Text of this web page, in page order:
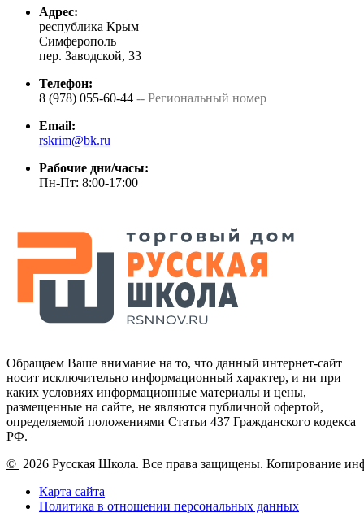
Адрес:
республика Крым
Симферополь
пер. Заводской, 33
Телефон:
8 (978) 055-60-44 -- Региональный номер
Email:
rskrim@bk.ru
Рабочие дни/часы:
Пн-Пт: 8:00-17:00
Обращаем Ваше внимание на то, что данный интернет-сайт
носит исключительно информационный характер, и ни при
каких условиях информационные материалы и цены,
размещенные на сайте, не являются публичной офертой,
определяемой положениями Статьи 437 Гражданского кодекса
РФ.
© 2026 Русская Школа. Все права защищены. Копирование
Карта сайта
Политика в отношении персональных данных